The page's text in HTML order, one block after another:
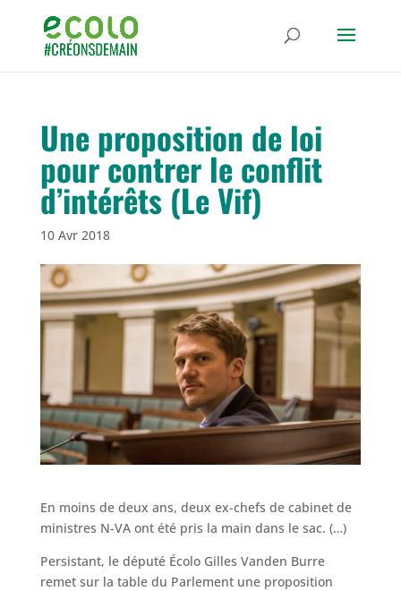
Une proposition de loi
pour contrer le conflit
d’intérêts (Le Vif)
10 Avr 2018
En moins de deux ans, deux ex-chefs de cabinet de
ministres N-VA ont été pris la main dans le sac. (…)
Persistant, le député Écolo Gilles Vanden Burre
remet sur la table du Parlement une proposition